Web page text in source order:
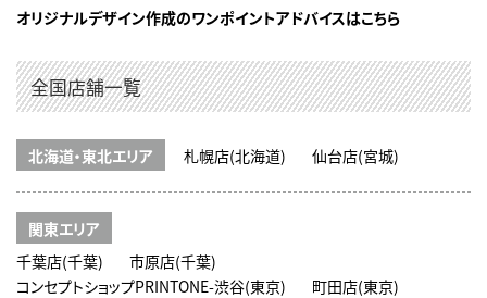
オリジナルデザイン作成のワンポイントアドバイスはこちら
全国店舗一覧
北海道・東北エリア 札幌店(北海道) 仙台店(宮城)
関東エリア
千葉店(千葉)
市原店(千葉)
コンセプトショップPRINTONE-渋谷(東京)
町田店(東京)